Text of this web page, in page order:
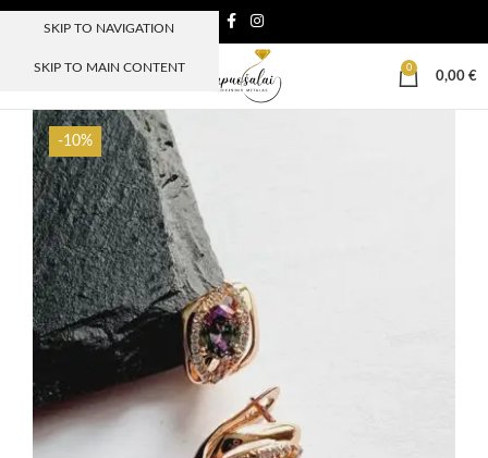
SKIP TO NAVIGATION
SKIP TO MAIN CONTENT
MENIU
0
0,00 €
-10%